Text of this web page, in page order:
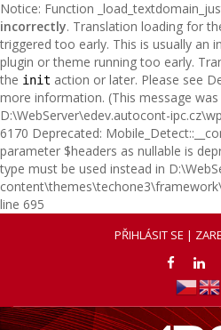
Notice: Function
incorrectly. Translation loading for
triggered too early. This is usually an
plugin or theme running too early.
the init action or later. Please see
more information. (This message was
D:\WebServer\edev.autocont-
6170 Deprecated:
parameter $headers as nullable is
type must be used instead in
line 695
PŘIHLÁSIT SE |